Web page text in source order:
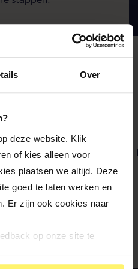
Over
deze website. Klik
of kies alleen voor
plaatsen we altijd. Deze
goed te laten werken en
Er zijn ook cookies naar
op onze site te
beoordeelt
de
je letselschadezaak.